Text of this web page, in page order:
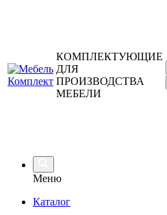
КОМПЛЕКТУЮЩИЕ
ДЛЯ
ПРОИЗВОДСТВА
МЕБЕЛИ
Меню
Каталог